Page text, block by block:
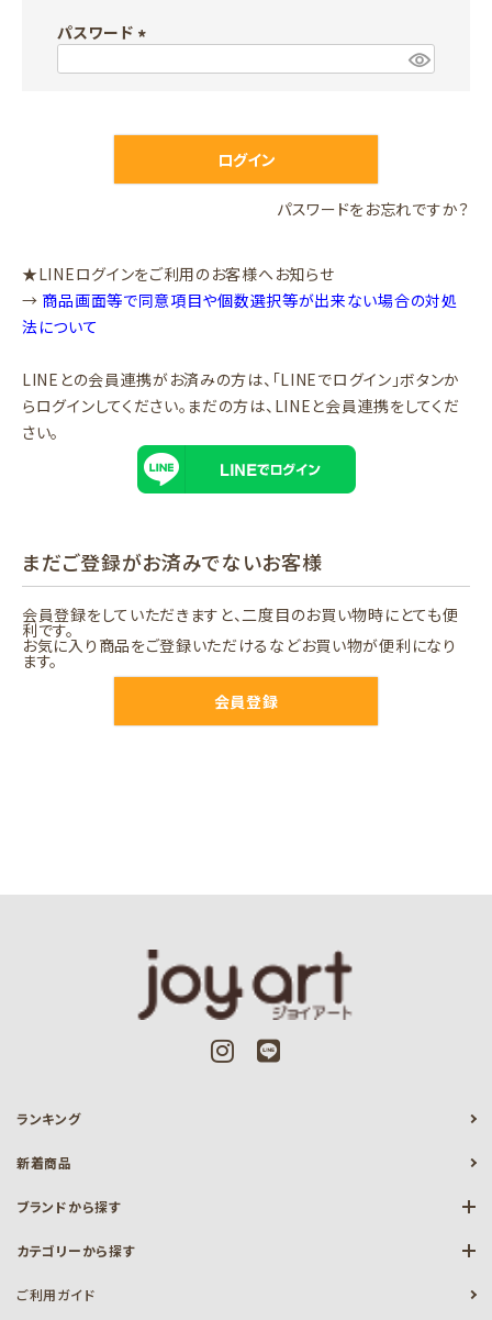
パスワード
)
ログイン
パスワードをお忘れですか？
★LINEログインをご利用のお客様へお知らせ
→ 商品画面等で同意項目や個数選択等が出来ない場合の対処
法について
LINEとの会員連携がお済みの方は、「LINEでログイン」ボタンか
らログインしてください。まだの方は、 LINEと会員連携をしてくだ
さい。
まだご登録がお済みでないお客様
会員登録をしていただきますと、二度目のお買い物時にとても便
利です。
お気に入り商品をご登録いただけるなどお買い物が便利になり
ます。
会員登録
ランキング
新着商品
ブランドから探す
カテゴリーから探す
ご利用ガイド